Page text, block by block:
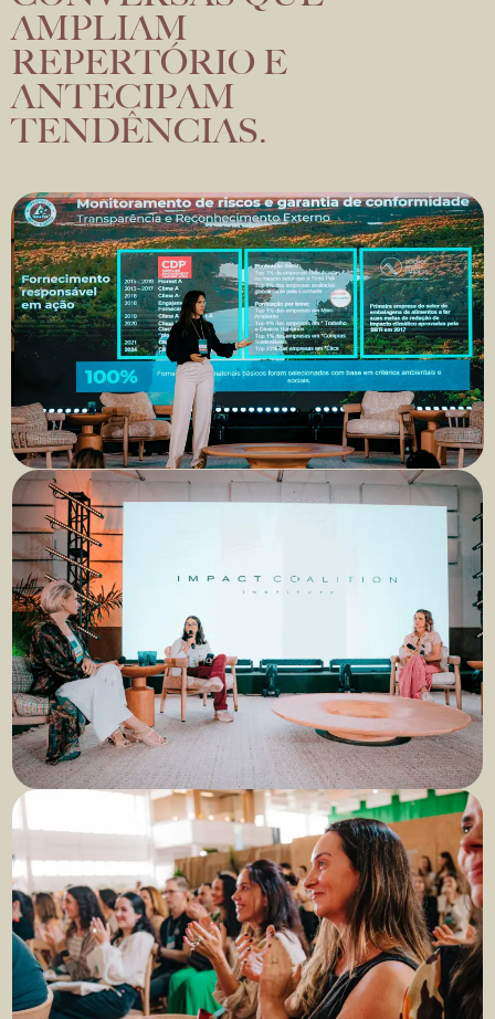
AMPLIAM
REPERTÓRIO E
ANTECIPAM
TENDÊNCIAS.